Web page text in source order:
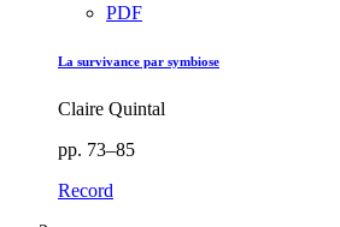
PDF
La survivance par symbiose
Claire Quintal
pp. 73–85
Record